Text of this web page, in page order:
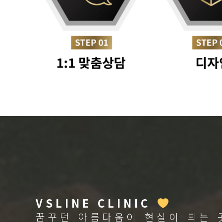
VSLINE CLINIC
꿈꾸던 아름다움이 현실이 되는